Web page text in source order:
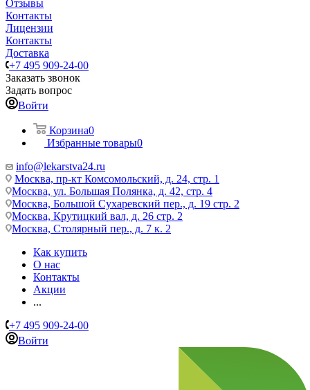
Отзывы
Контакты
Лицензии
Контакты
Доставка
+7 495 909-24-00
Заказать звонок
Задать вопрос
Войти
Корзина0
Избранные товары0
info@lekarstva24.ru
Москва, пр-кт Комсомольский, д. 24, стр. 1
Москва, ул. Большая Полянка, д. 42, стр. 4
Москва, Большой Сухаревский пер., д. 19 стр. 2
Москва, Крутицкий вал, д. 26 стр. 2
Москва, Столярный пер., д. 7 к. 2
Как купить
О нас
Контакты
Акции
...
+7 495 909-24-00
Войти